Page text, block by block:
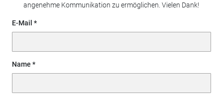
angenehme Kommunikation zu ermöglichen. Vielen Dank!
E-Mail
Name